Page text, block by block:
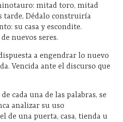
mitad toro, mitad
tarde, Dédalo construiría
su casa y escondite.
nuevos seres.
a engendrar lo nuevo
Vencida ante el discurso que
cada una de las palabras, se
analizar su uso
de una puerta, casa, tienda u